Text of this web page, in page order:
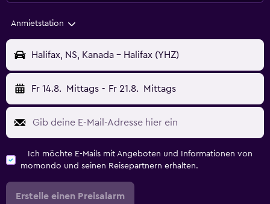
Anmietstation
Halifax, NS, Kanada - Halifax (YHZ)
Fr 14.8. Mittags - Fr 21.8. Mittags
Ich möchte E-Mails mit Angeboten und Informationen von
momondo und seinen Reisepartnern erhalten.
Erstelle einen Preisalarm